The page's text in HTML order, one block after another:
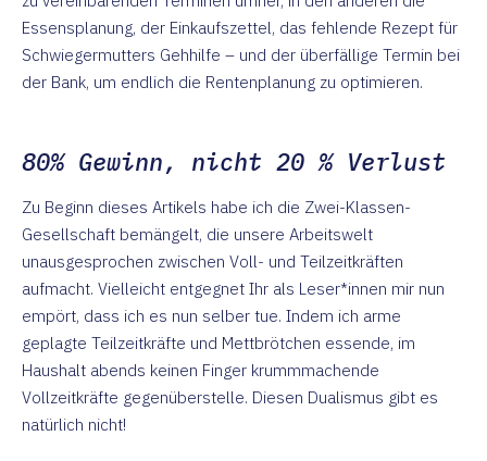
Essensplanung, der Einkaufszettel, das fehlende Rezept für
Schwiegermutters Gehhilfe – und der überfällige Termin bei
der Bank, um endlich die Rentenplanung zu optimieren.
80% Gewinn, nicht 20 % Verlust
Zu Beginn dieses Artikels habe ich die Zwei-Klassen-
Gesellschaft bemängelt, die unsere Arbeitswelt
unausgesprochen zwischen Voll- und Teilzeitkräften
aufmacht. Vielleicht entgegnet Ihr als Leser*innen mir nun
empört, dass ich es nun selber tue. Indem ich arme
geplagte Teilzeitkräfte und Mettbrötchen essende, im
Haushalt abends keinen Finger krummmachende
Vollzeitkräfte gegenüberstelle. Diesen Dualismus gibt es
natürlich nicht!